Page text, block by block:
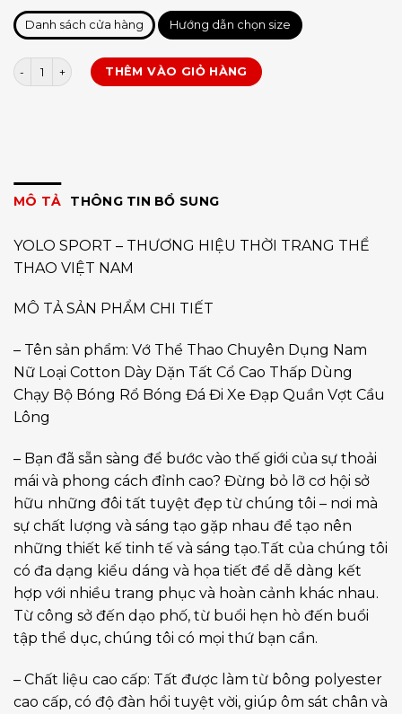
Danh sách cửa hàng Hướng dẫn chọn size
Vớ thể thao chuyên dụng - Cổ Cao số lượng
THÊM VÀO GIỎ HÀNG
MÔ TẢ THÔNG TIN BỔ SUNG
YOLO SPORT – THƯƠNG HIỆU THỜI TRANG THỂ
THAO VIỆT NAM
MÔ TẢ SẢN PHẨM CHI TIẾT
– Tên sản phẩm: Vớ Thể Thao Chuyên Dụng Nam
Nữ Loại Cotton Dày Dặn Tất Cổ Cao Thấp Dùng
Chạy Bộ Bóng Rổ Bóng Đá Đi Xe Đạp Quần Vợt Cầu
Lông
– Bạn đã sẵn sàng để bước vào thế giới của sự thoải
mái và phong cách đỉnh cao? Đừng bỏ lỡ cơ hội sở
hữu những đôi tất tuyệt đẹp từ chúng tôi – nơi mà
sự chất lượng và sáng tạo gặp nhau để tạo nên
những thiết kế tinh tế và sáng tạo.Tất của chúng tôi
có đa dạng kiểu dáng và họa tiết để dễ dàng kết
hợp với nhiều trang phục và hoàn cảnh khác nhau.
Từ công sở đến dạo phố, từ buổi hẹn hò đến buổi
tập thể dục, chúng tôi có mọi thứ bạn cần.
– Chất liệu cao cấp: Tất được làm từ bông polyester
cao cấp, có độ đàn hồi tuyệt vời, giúp ôm sát chân và